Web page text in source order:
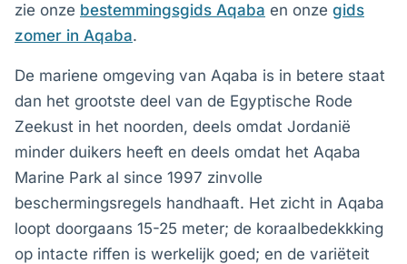
zie onze bestemmingsgids Aqaba en onze gids
zomer in Aqaba.
De mariene omgeving van Aqaba is in betere staat
dan het grootste deel van de Egyptische Rode
Zeekust in het noorden, deels omdat Jordanië
minder duikers heeft en deels omdat het Aqaba
Marine Park al since 1997 zinvolle
beschermingsregels handhaaft. Het zicht in Aqaba
loopt doorgaans 15-25 meter; de koraalbedekkking
op intacte riffen is werkelijk goed; en de variëteit